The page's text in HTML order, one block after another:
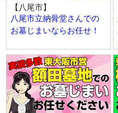
【八尾市】
八尾市立納骨堂さんでの
お墓じまいならお任せ！